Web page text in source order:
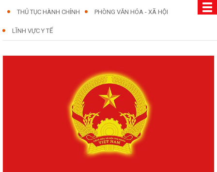
THỦ TỤC HÀNH CHÍNH PHÒNG VĂN HÓA - XÃ HỘI
LĨNH VỰC Y TẾ